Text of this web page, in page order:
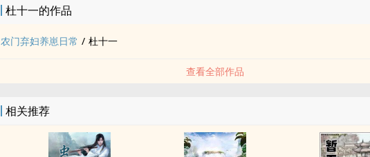
杜十一的作品
农门弃妇养崽日常 / 杜十一
查看全部作品
相关推荐